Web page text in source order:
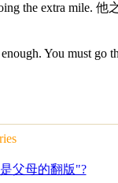
the extra mile.
You must
父母的翻版"?